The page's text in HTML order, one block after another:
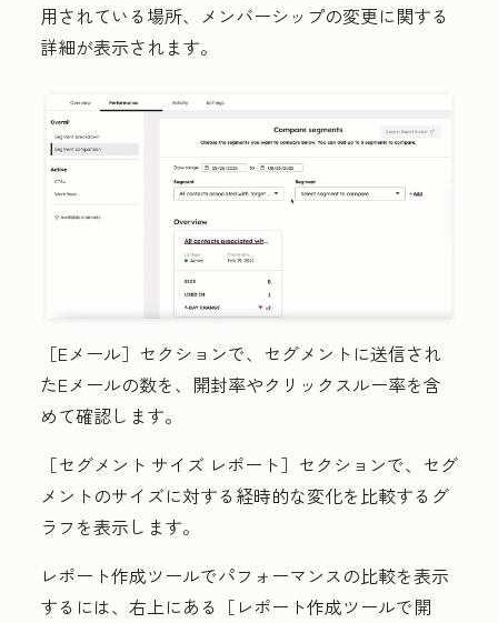
用されている場所、メンバーシップの変更に関する
詳細が表示されます。
［Eメール］セクションで、セグメントに送信され
たEメールの数を、開封率やクリックスルー率を含
めて確認します。
［セグメント サイズ レポート］セクションで、セグ
メントのサイズに対する経時的な変化を比較するグ
ラフを表示します。
レポート作成ツールでパフォーマンスの比較を表示
するには、右上にある ［レポート作成ツールで開